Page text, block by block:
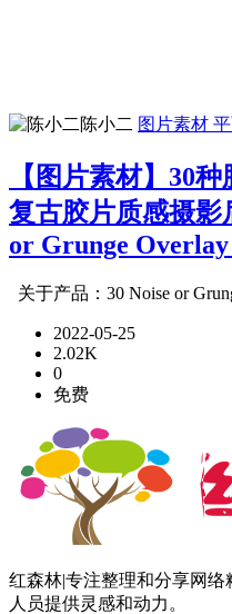
陈小二 图片素材
【图片素材】30
复古胶片质感摄影
or Grunge
关于产品：30 Noise or
2022-05-25
2.02K
0
免费
红森林|专注整理和分享网
人员提供灵感和动力。